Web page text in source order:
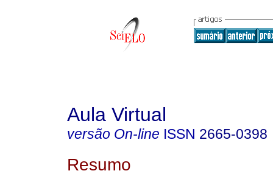
Aula Virtual
versão On-line ISSN 2665-0398
Resumo